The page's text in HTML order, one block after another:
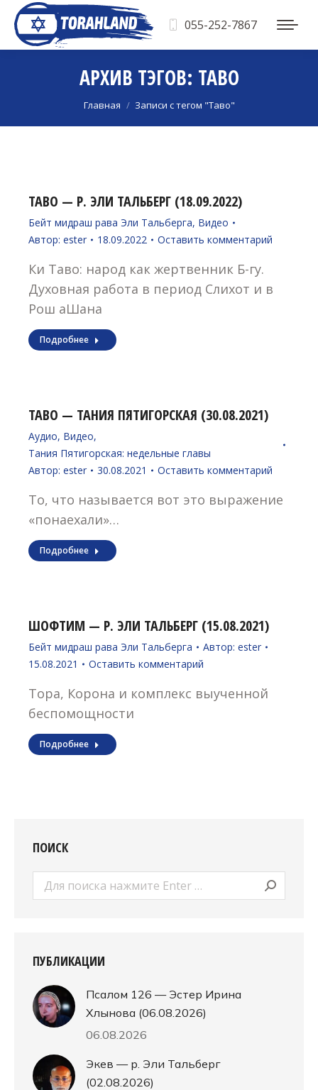
055-252-7867
АРХИВ ТЭГОВ: ТАВО
Вы здесь:
Главная Записи с тегом "Таво"
ТАВО — Р. ЭЛИ ТАЛЬБЕРГ (18.09.2022)
Бейт мидраш рава Эли Тальберга, Видео
Автор: ester 18.09.2022 Оставить комментарий
Ки Таво: народ как жертвенник Б-гу.
Духовная работа в период Слихот и в
Рош аШана
Подробнее
ТАВО — ТАНИЯ ПЯТИГОРСКАЯ (30.08.2021)
Аудио, Видео,
Тания Пятигорская: недельные главы
Автор: ester 30.08.2021 Оставить комментарий
То, что называется вот это выражение
«понаехали»…
Подробнее
ШОФТИМ — Р. ЭЛИ ТАЛЬБЕРГ (15.08.2021)
Бейт мидраш рава Эли Тальберга Автор: ester
15.08.2021
Оставить комментарий
Тора, Корона и комплекс выученной
беспомощности
Подробнее
ПОИСК
Поиск:
ПУБЛИКАЦИИ
Псалом 126 — Эстер Ирина
Хлынова (06.08.2026)
06.08.2026
Экев — р. Эли Тальберг
(02.08.2026)